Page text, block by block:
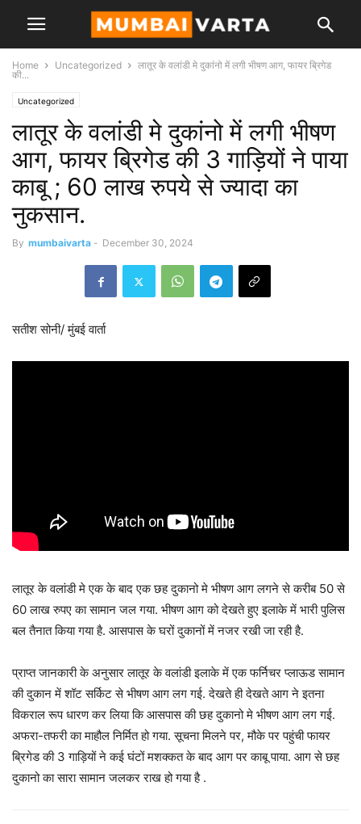
Home Uncategorized
लातूर के वलांडी मे दुकांनो में लगी भीषण आग, फायर ब्रिगेड
की...
Uncategorized
लातूर के वलांडी मे दुकांनो में लगी भीषण
आग, फायर ब्रिगेड की 3 गाड़ियों ने पाया
काबू ; 60 लाख रुपये से ज्यादा का
नुकसान.
By mumbaivarta - December 30, 2024
सतीश सोनी/ मुंबई वार्ता
लातूर के वलांडी मे एक के बाद एक छह दुकानो मे भीषण आग लगने से करीब 50 से
60 लाख रुपए का सामान जल गया. भीषण आग को देखते हुए इलाके में भारी पुलिस
बल तैनात किया गया है. आसपास के घरों दुकानों में नजर रखी जा रही है.
प्राप्त जानकारी के अनुसार लातूर के वलांडी इलाके में एक फर्निचर प्लाऊड सामान
की दुकान में शॉट सर्किट से भीषण आग लग गई. देखते ही देखते आग ने इतना
विकराल रूप धारण कर लिया कि आसपास की छह दुकानो मे भीषण आग लग गई.
अफरा-तफरी का माहौल निर्मित हो गया. सूचना मिलने पर, मौके पर पहुंची फायर
ब्रिगेड की 3 गाड़ियों ने कई घंटों मशक्कत के बाद आग पर काबू पाया. आग से छह
दुकानो का सारा सामान जलकर राख हो गया है .